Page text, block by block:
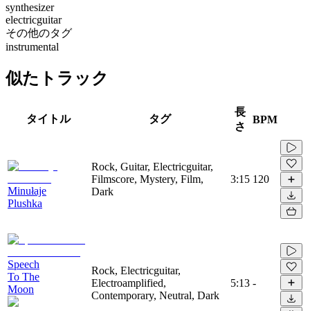
synthesizer
electricguitar
その他のタグ
instrumental
似たトラック
タイトル タグ
長
さ
BPM
Minułaje
Plushka
Rock, Guitar, Electricguitar,
Filmscore, Mystery, Film,
Dark
3:15 120
Speech
To The
Moon
Rock, Electricguitar,
Electroamplified,
Contemporary, Neutral, Dark
5:13 -